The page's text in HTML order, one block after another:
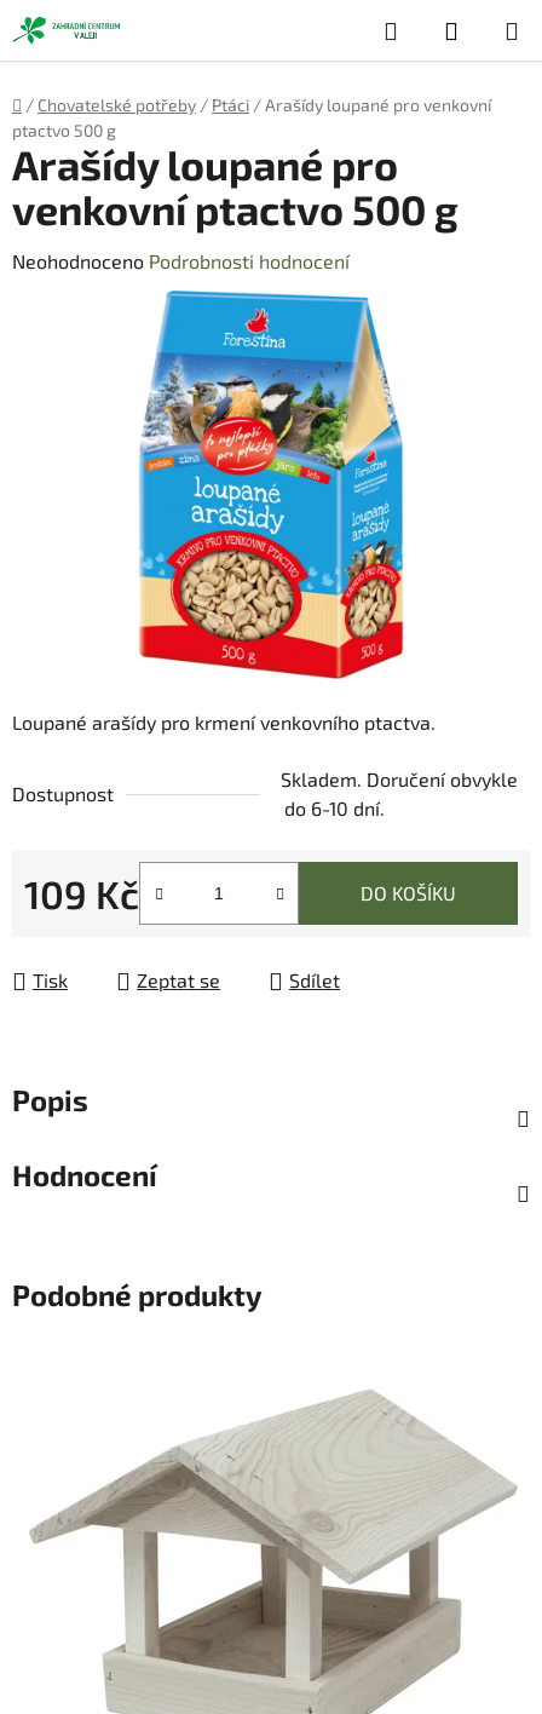
Přejít
na
obsah
Hledat
KOŠÍK
Domů
/ Chovatelské potřeby / Ptáci /Arašídy loupané pro venkovní
ptactvo 500 g
Loupané arašídy pro krmení venkovního ptactva.
Dostupnost
Skladem. Doručení obvykle
do 6-10 dní.
109 Kč DO KOŠÍKU
Tisk Zeptat se Sdílet
Arašídy loupané pro
venkovní ptactvo 500 g
Průměrné
Neohodnoceno Podrobnosti hodnocení
Popis
Hodnocení
Podobné produkty